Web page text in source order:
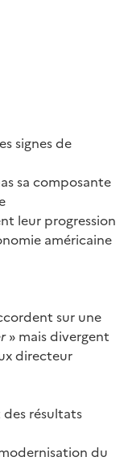
signes de
sa composante
leur progression
américaine
sur une
» mais divergent
directeur
résultats
du